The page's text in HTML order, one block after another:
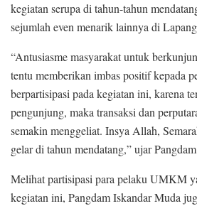
kegiatan serupa di tahun-tahun
sejumlah even menarik lainnya di
“Antusiasme masyarakat untuk
tentu memberikan imbas positif kepada
berpartisipasi pada kegiatan ini, karena
pengunjung, maka transaksi dan
semakin menggeliat. Insya Allah,
gelar di tahun mendatang,” ujar
Melihat partisipasi para pelaku UMKM
kegiatan ini, Pangdam Iskandar Muda